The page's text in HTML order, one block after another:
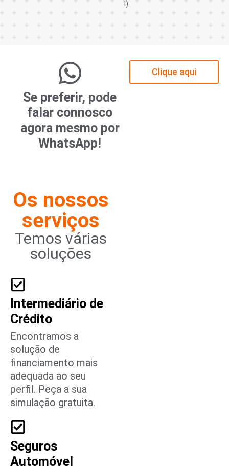
l)
Se preferir, pode
falar connosco
agora mesmo por
WhatsApp!
Clique aqui
Os nossos
serviços
Temos várias
soluções
Intermediário de
Crédito
Encontramos a
solução de
financiamento mais
adequada ao seu
perfil. Peça a sua
simulação gratuita.
Seguros
Automóvel